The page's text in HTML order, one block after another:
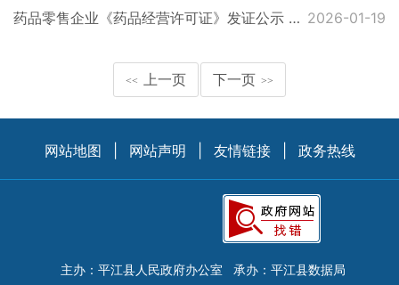
药品零售企业《药品经营许可证》发证公示 （第26-B-1号） 2026-01-19
<< 上一页 下一页 >>
网站地图 网站声明 友情链接 政务热线
主办：平江县人民政府办公室
承办：平江县数据局